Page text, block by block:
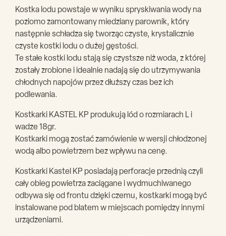
Kostka lodu powstaje w wyniku spryskiwania wody na
poziomo zamontowany miedziany parownik, który
następnie schładza się tworząc czyste, krystalicznie
czyste kostki lodu o dużej gęstości.
Te stałe kostki lodu stają się czystsze niż woda, z której
zostały zrobione i idealnie nadają się do utrzymywania
chłodnych napojów przez dłuższy czas bez ich
podlewania.
Kostkarki KASTEL KP produkują lód o rozmiarach L i
wadze 18gr.
Kostkarki mogą zostać zamówienie w wersji chłodzonej
wodą albo powietrzem bez wpływu na cenę.
Kostkarki Kastel KP posiadają perforacje przednią czyli
cały obieg powietrza zaciągane i wydmuchiwanego
odbywa się od frontu dzięki czemu, kostkarki mogą być
instalowane pod blatem w miejscach pomiędzy innymi
urządzeniami.